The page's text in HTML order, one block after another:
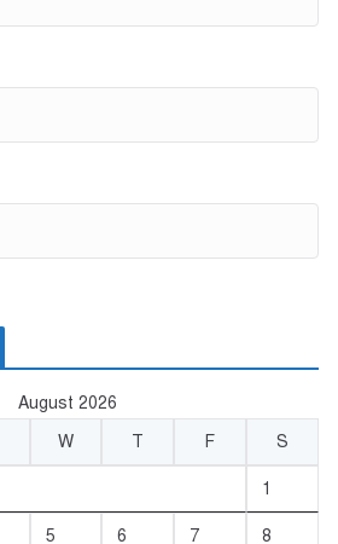
August 2026
W T F S
1
5 6 7 8